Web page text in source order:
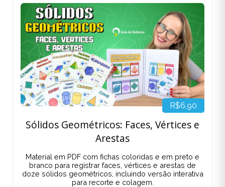
R$6,90
Sólidos Geométricos: Faces, Vértices e
Arestas
Material em PDF com fichas coloridas e em preto e
branco para registrar faces, vértices e arestas de
doze sólidos geométricos, incluindo versão interativa
para recorte e colagem.